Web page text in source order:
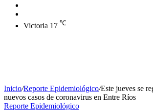
Victoria 17 ℃
Inicio/Reporte Epidemiológico/Este jueves se
nuevos casos de coronavirus en Entre Ríos
Reporte Epidemiológico